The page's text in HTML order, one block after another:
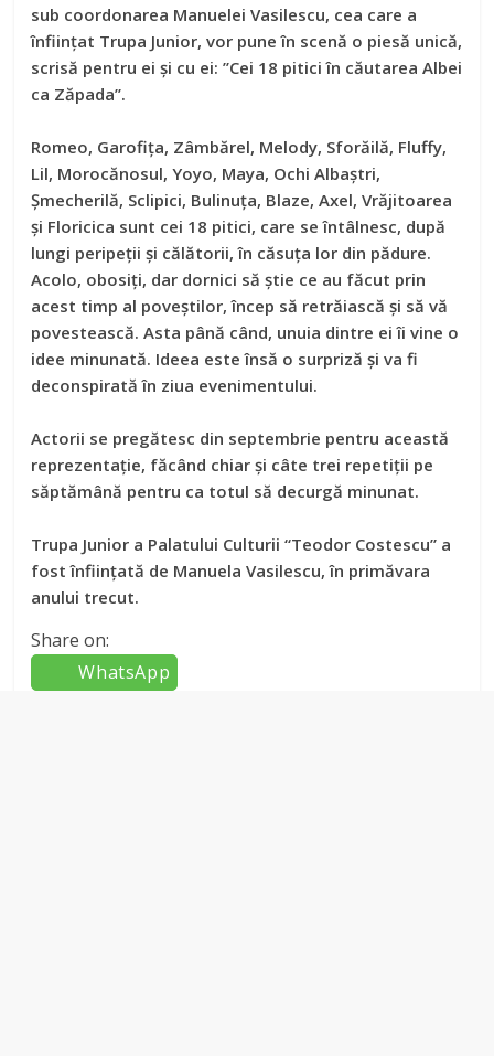
sub coordonarea Manuelei Vasilescu, cea care a
înființat Trupa Junior, vor pune în scenă o piesă unică,
scrisă pentru ei și cu ei: ’’Cei 18 pitici în căutarea Albei
ca Zăpada’’.
Romeo, Garofița, Zâmbărel, Melody, Sforăilă, Fluffy,
Lil, Morocănosul, Yoyo, Maya, Ochi Albaștri,
Șmecherilă, Sclipici, Bulinuța, Blaze, Axel, Vrăjitoarea
și Floricica sunt cei 18 pitici, care se întâlnesc, după
lungi peripeții și călătorii, în căsuța lor din pădure.
Acolo, obosiți, dar dornici să știe ce au făcut prin
acest timp al poveștilor, încep să retrăiască și să vă
povestească. Asta până când, unuia dintre ei îi vine o
idee minunată. Ideea este însă o surpriză și va fi
deconspirată în ziua evenimentului.
Actorii se pregătesc din septembrie pentru această
reprezentație, făcând chiar și câte trei repetiții pe
săptămână pentru ca totul să decurgă minunat.
Trupa Junior a Palatului Culturii “Teodor Costescu” a
fost înființată de Manuela Vasilescu, în primăvara
anului trecut.
Share on:
WhatsApp